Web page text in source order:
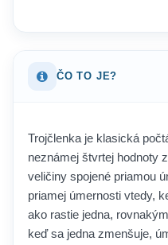
ČO TO JE?
Trojčlenka je klasická
neznámej štvrtej hodnoty
veličiny spojené priamou
priamej úmernosti vtedy,
ako rastie jedna,
keď sa jedna zmenšuje,